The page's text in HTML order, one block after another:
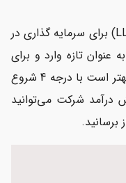
شرکت با مسئولیت محدود یا همان (LLC) برای سرمایه گذاری در
عنوان تازه وارد و برای
اولین بار در عمان شرکت ثبت می‌کنید بهتر است با درجه 4 شروع
درآمد شرکت می‌توانید
برسانید.